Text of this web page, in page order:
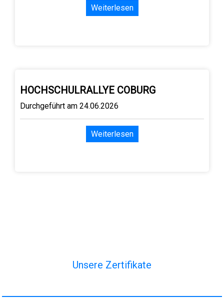
Weiterlesen
HOCHSCHULRALLYE COBURG
Durchgeführt am 24.06.2026
Weiterlesen
Unsere Zertifikate